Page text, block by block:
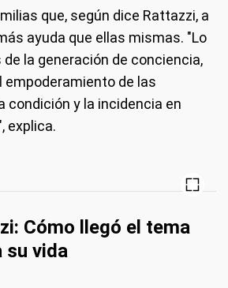
que, según dice Rattazzi, a
ayuda que ellas mismas. "Lo
la generación de conciencia,
empoderamiento de las
condición y la incidencia en
explica.
Cómo llegó el tema
su vida